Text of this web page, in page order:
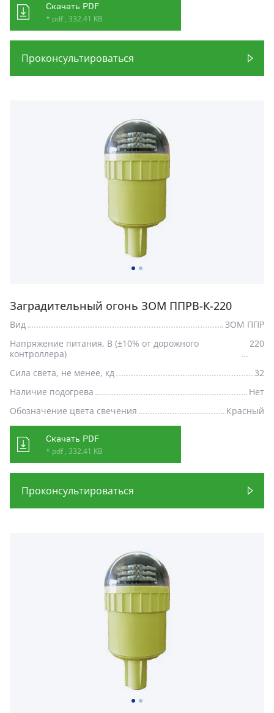
Скачать PDF
* pdf , 332.41 KB
Проконсультироваться
Заградительный огонь ЗОМ ППРВ-К-220
Вид
ЗОМ ППР
Напряжение питания, В (±10% от дорожного
контроллера)
220
Сила света, не менее, кд
32
Наличие подогрева
Нет
Обозначение цвета свечения
Красный
Скачать PDF
* pdf , 332.41 KB
Проконсультироваться